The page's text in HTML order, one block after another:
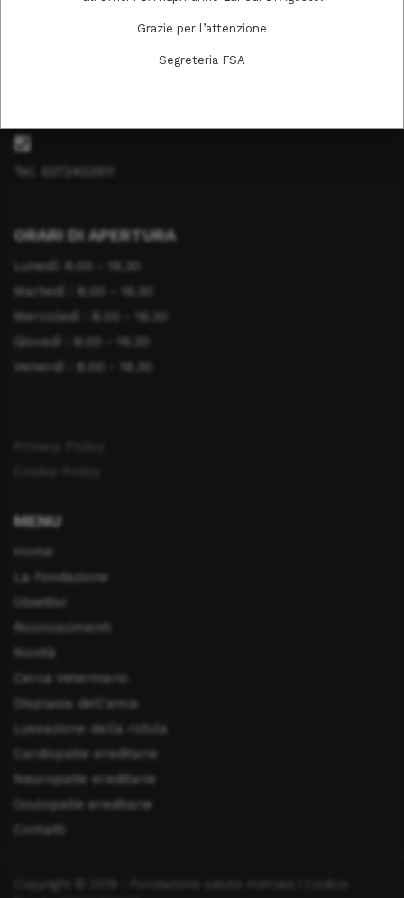
Tel. 0372403511
ORARI DI APERTURA
Lunedì: 8.00 - 16.30
Martedì : 8.00 - 16.30
Mercoledì : 8.00 - 16.30
Giovedì : 8.00 - 16.30
Venerdì : 8.00 - 16.30
MENU
Home
La Fondazione
Obiettivi
Riconoscimenti
Novità
Cerca Veterinario
Displasia dell'anca
Lussazione della rotula
Cardiopatie ereditarie
Neuropatie ereditarie
Oculopatie ereditarie
Contatti
Copyright © 2019 - Fondazione salute Animale | Codice
Grazie per l’attenzione
Segreteria FSA